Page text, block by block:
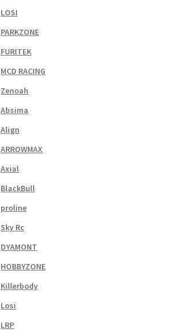
LOSI
PARKZONE
FURITEK
MCD RACING
Zenoah
Absima
Align
ARROWMAX
Axial
BlackBull
proline
Sky Rc
DYAMONT
HOBBYZONE
Killerbody
Losi
LRP